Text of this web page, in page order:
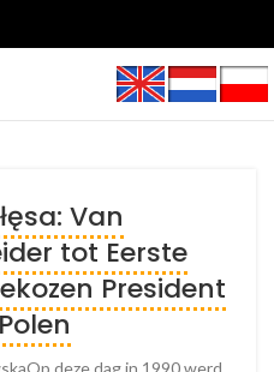
Van
tot Eerste
President
deze dag in 1990 werd